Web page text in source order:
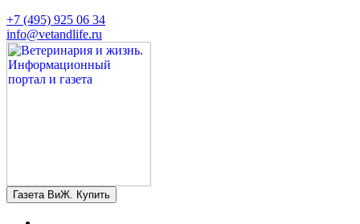
+7 (495) 925 06 34
info@vetandlife.ru
Газета ВиЖ. Купить